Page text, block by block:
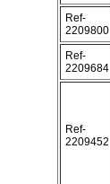
Ref-
2209800
Ref-
2209684
Ref-
2209452